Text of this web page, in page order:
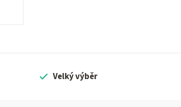
Velký výběr